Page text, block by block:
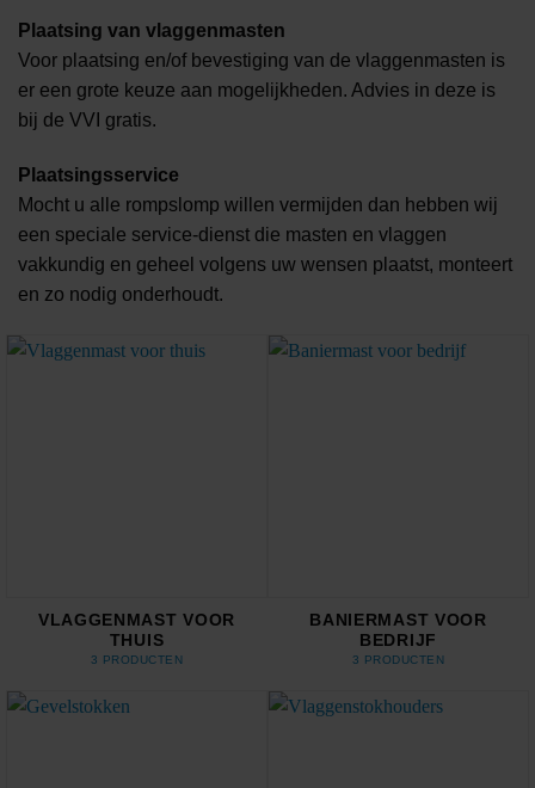
Plaatsing van vlaggenmasten
Voor plaatsing en/of bevestiging van de vlaggenmasten is
er een grote keuze aan mogelijkheden. Advies in deze is
bij de VVI gratis.
Plaatsingsservice
Mocht u alle rompslomp willen vermijden dan hebben wij
een speciale service-dienst die masten en vlaggen
vakkundig en geheel volgens uw wensen plaatst, monteert
en zo nodig onderhoudt.
VLAGGENMAST VOOR
THUIS
3 PRODUCTEN
BANIERMAST VOOR
BEDRIJF
3 PRODUCTEN